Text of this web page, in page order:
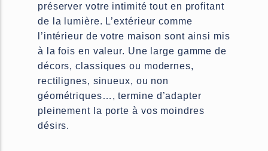
préserver votre intimité tout en profitant
de la lumière. L’extérieur comme
l’intérieur de votre maison sont ainsi mis
à la fois en valeur. Une large gamme de
décors, classiques ou modernes,
rectilignes, sinueux, ou non
géométriques…, termine d’adapter
pleinement la porte à vos moindres
désirs.